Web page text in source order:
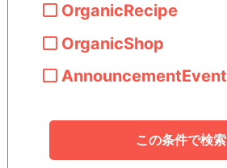
OrganicRecipe
OrganicShop
AnnouncementEvent